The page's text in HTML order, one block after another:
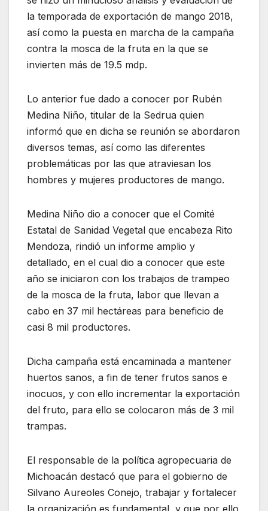
la temporada de exportación de mango 2018,
así como la puesta en marcha de la campaña
contra la mosca de la fruta en la que se
invierten más de 19.5 mdp.
Lo anterior fue dado a conocer por Rubén
Medina Niño, titular de la Sedrua quien
informó que en dicha se reunión se abordaron
diversos temas, así como las diferentes
problemáticas por las que atraviesan los
hombres y mujeres productores de mango.
Medina Niño dio a conocer que el Comité
Estatal de Sanidad Vegetal que encabeza Rito
Mendoza, rindió un informe amplio y
detallado, en el cual dio a conocer que este
año se iniciaron con los trabajos de trampeo
de la mosca de la fruta, labor que llevan a
cabo en 37 mil hectáreas para beneficio de
casi 8 mil productores.
Dicha campaña está encaminada a mantener
huertos sanos, a fin de tener frutos sanos e
inocuos, y con ello incrementar la exportación
del fruto, para ello se colocaron más de 3 mil
trampas.
El responsable de la política agropecuaria de
Michoacán destacó que para el gobierno de
Silvano Aureoles Conejo, trabajar y fortalecer